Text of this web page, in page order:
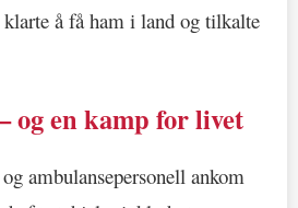
å få ham i land og tilkalte
og en kamp for livet
og ambulansepersonell ankom